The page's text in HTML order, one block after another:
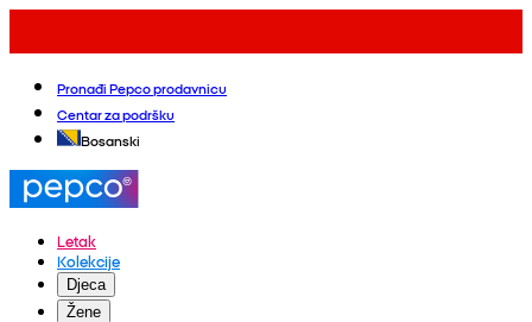
Pronađi Pepco prodavnicu
Centar za podršku
Bosanski
Letak
Kolekcije
Djeca
Žene